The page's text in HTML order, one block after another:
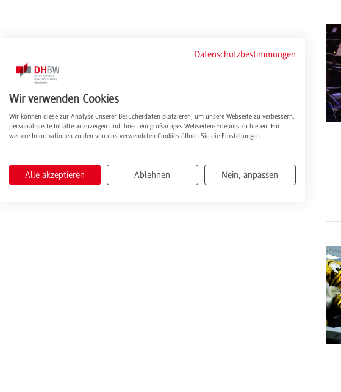
Datenschutzbestimmungen
Wir verwenden Cookies
Wir können diese zur Analyse unserer Besucherdaten platzieren, um unsere Webseite zu verbessern,
personalisierte Inhalte anzuzeigen und Ihnen ein großartiges Webseiten-Erlebnis zu bieten. Für
weitere Informationen zu den von uns verwendeten Cookies öffnen Sie die Einstellungen.
Alle akzeptieren Ablehnen Nein, anpassen